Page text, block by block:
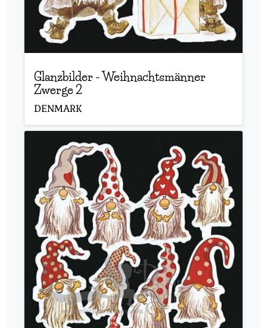
Glanzbilder -Weihnachtsmänner
Zwerge 2
DENMARK